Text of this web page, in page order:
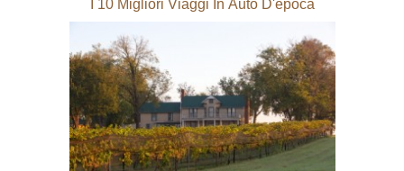
I 10 Migliori Viaggi In Auto D'epoca